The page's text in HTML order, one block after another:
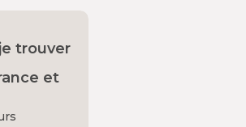
trouver
et